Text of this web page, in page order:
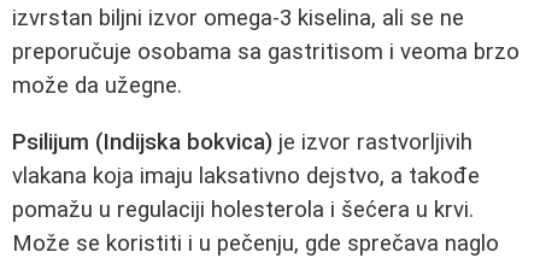
izvrstan biljni izvor omega-3 kiselina, ali se ne
preporučuje osobama sa gastritisom i veoma brzo
može da užegne.
Psilijum (Indijska bokvica) je izvor rastvorljivih
vlakana koja imaju laksativno dejstvo, a takođe
pomažu u regulaciji holesterola i šećera u krvi.
Može se koristiti i u pečenju, gde sprečava naglo